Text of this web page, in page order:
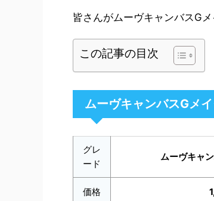
皆さんがムーヴキャンバスG
この記事の目次
ムーヴキャンバスGメ
グレ
ード
ムーヴキャ
価格